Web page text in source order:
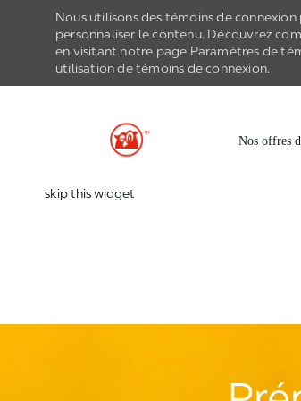
Nous utilisons des témoins de
personnaliser le contenu. Découvrez
en visitant notre page Paramètres de
utilisation detémoins de connexion.
Skip to main content
Nos offres
skip this widget